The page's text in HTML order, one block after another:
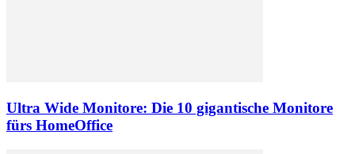
Ultra Wide Monitore: Die 10 gigantische Monitore
fürs HomeOffice